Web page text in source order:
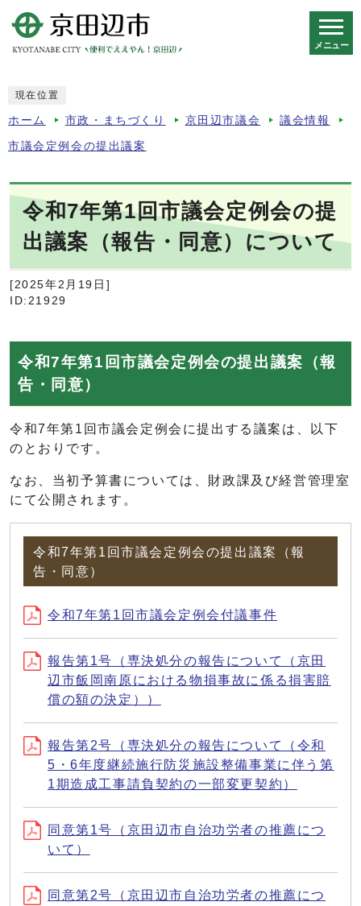
メニュー
現在位置
ホーム 市政・まちづくり 京田辺市議会 議会情報
市議会定例会の提出議案
令和7年第1回市議会定例会の提
出議案（報告・同意）について
[2025年2月19日]
ID:21929
令和7年第1回市議会定例会の提出議案（報
告・同意）
令和7年第1回市議会定例会に提出する議案は、以下
のとおりです。
なお、当初予算書については、財政課及び経営管理室
にて公開されます。
令和7年第1回市議会定例会の提出議案（報
告・同意）
令和7年第1回市議会定例会付議事件
報告第1号（専決処分の報告について（京田
辺市飯岡南原における物損事故に係る損害賠
償の額の決定））
報告第2号（専決処分の報告について（令和
5・6年度継続施行防災施設整備事業に伴う第
1期造成工事請負契約の一部変更契約）
同意第1号（京田辺市自治功労者の推薦につ
いて）
同意第2号（京田辺市自治功労者の推薦につ